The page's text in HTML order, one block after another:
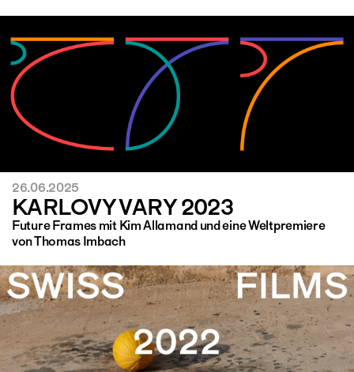
26.06.2025
KARLOVY VARY 2023
Future Frames mit Kim Allamand und eine Weltpremiere
von Thomas Imbach